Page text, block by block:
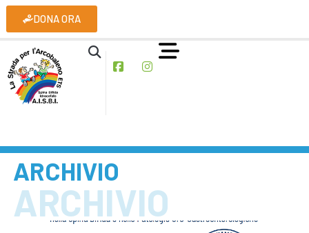
DONA ORA
ARCHIVIO
ARCHIVIO